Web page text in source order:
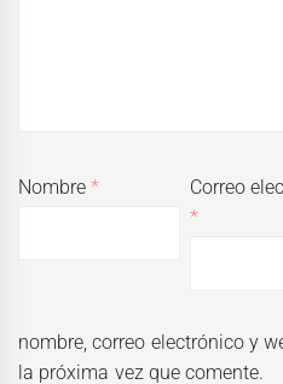
Nombre*
Correo
*
nombre, correo electrónico y
la próxima vez que comente.